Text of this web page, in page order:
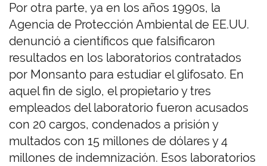
Por otra parte, ya en los años 1990s, la
Agencia de Protección Ambiental de EE.UU.
denunció a científicos que falsificaron
resultados en los laboratorios contratados
por Monsanto para estudiar el glifosato. En
aquel fin de siglo, el propietario y tres
empleados del laboratorio fueron acusados
con 20 cargos, condenados a prisión y
multados con 15 millones de dólares y 4
millones de indemnización. Esos laboratorios